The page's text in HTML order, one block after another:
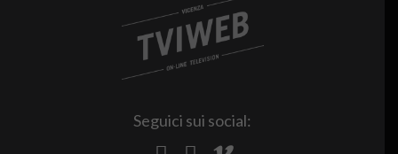
Seguici sui social: